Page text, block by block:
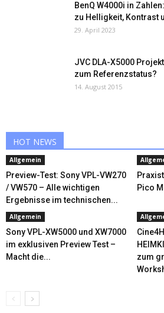
BenQ W4000i in
zu Helligkeit, Kontrast
29. April 2023
JVC DLA-X5000
zum Referenzstatus?
14. August 2015
HOT NEWS
Allgemein
Preview-Test: Sony VPL-VW270
/ VW570 – Alle wichtigen
Ergebnisse im technischen...
Pico
Allgemein
Sony VPL-XW5000 und XW7000
im exklusiven Preview Test –
Macht die...
zum